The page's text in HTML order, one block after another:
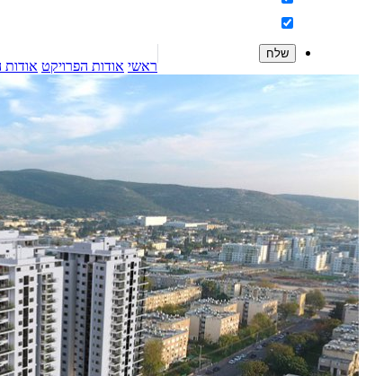
ראשי אודות הפרויקט אודות